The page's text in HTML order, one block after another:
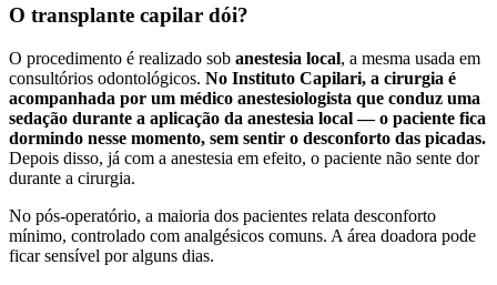
O transplante capilar dói?
O procedimento é realizado sob anestesia local, a mesma usada em
consultórios odontológicos. No Instituto Capilari, a cirurgia é
acompanhada por um médico anestesiologista que conduz uma
sedação durante a aplicação da anestesia local — o paciente fica
dormindo nesse momento, sem sentir o desconforto das picadas.
Depois disso, já com a anestesia em efeito, o paciente não sente dor
durante a cirurgia.
No pós-operatório, a maioria dos pacientes relata desconforto
mínimo, controlado com analgésicos comuns. A área doadora pode
ficar sensível por alguns dias.